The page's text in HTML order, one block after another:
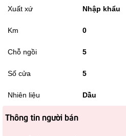
Xuất xứ Nhập khẩu
Km 0
Chỗ ngồi 5
Số cửa 5
Nhiên liệu Dầu
Thông tin người bán